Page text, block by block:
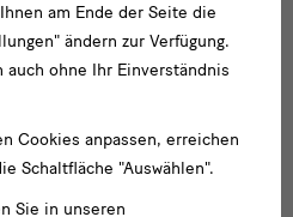
am Ende der Seite die
ändern zur Verfügung.
ohne Ihr Einverständnis
Cookies anpassen, erreichen
Schaltfläche "Auswählen".
Sie in unseren